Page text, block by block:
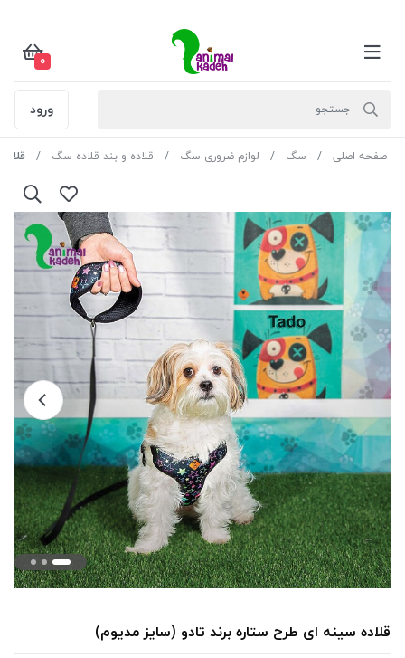
0
ورود
صفحه اصلی سگ لوازم ضروری سگ قلاده و بند قلاده سگ
قلاده سینه ای طرح ستاره برند تادو (سایز مدیوم)